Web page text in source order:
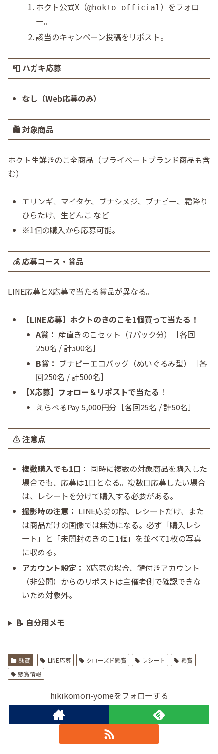
ホクト公式X（@hokto_official）をフォロ
ー。
該当のキャンペーン投稿をリポスト。
📮 ハガキ応募
なし（Web応募のみ）
🛍️ 対象商品
ホクト生鮮きのこ全商品（プライベートブランド商品も含
む）
エリンギ、マイタケ、ブナシメジ、ブナピー、霜降り
ひらたけ、生どんこ など
※1個の購入から応募可能。
💰 応募コース・賞品
LINE応募とX応募で当たる賞品が異なる。
【LINE応募】ホクトのきのこを1個買って当たる！
A賞： 産直きのこセット（7パック分）［各回
250名 / 計500名］
B賞： ブナピーエコバッグ（ぬいぐるみ型）［各
回250名 / 計500名］
【X応募】フォロー＆リポストで当たる！
えらべるPay 5,000円分［各回25名 / 計50名］
⚠️ 注意点
複数購入でも1口： 同時に複数の対象商品を購入した
場合でも、応募は1口となる。複数口応募したい場合
は、レシートを分けて購入する必要がある。
撮影時の注意： LINE応募の際、レシートだけ、また
は商品だけの画像では無効になる。必ず「購入レシ
ート」と「未開封のきのこ1個」を並べて1枚の写真
に収める。
アカウント設定： X応募の場合、鍵付きアカウント
（非公開）からのリポストは主催者側で確認できな
いため対象外。
📝 自分用メモ
懸賞 LINE応募 クローズド懸賞 レシート
懸賞
懸賞情報
hikikomori-yomeをフォローする